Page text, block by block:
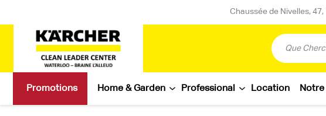
Chaussée de Nivelles, 47,
Promotions Home & Garden Professional Location